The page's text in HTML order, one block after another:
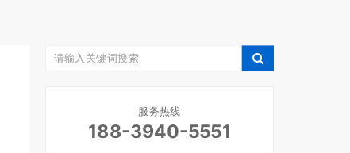
服务热线
188-3940-5551